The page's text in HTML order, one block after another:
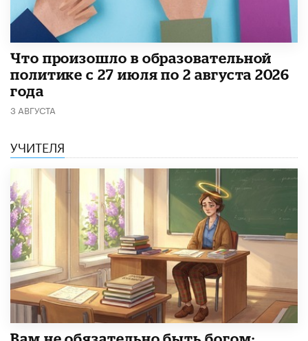
​Что произошло в образовательной
политике с 27 июля по 2 августа 2026
года
3 АВГУСТА
УЧИТЕЛЯ